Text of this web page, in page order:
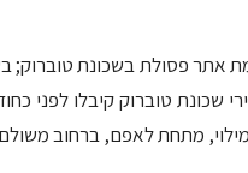
אתר פסולת בשכונת טוברוק;
שכונת טוברוק קיבלו לפני
מתחת לאפם, ברחוב